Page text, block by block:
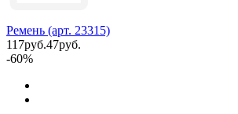
Ремень (арт. 23315)
117руб.47руб.
-60%